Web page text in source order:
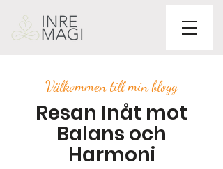
Välkommen till min blogg
Resan Inåt mot
Balans och
Harmoni